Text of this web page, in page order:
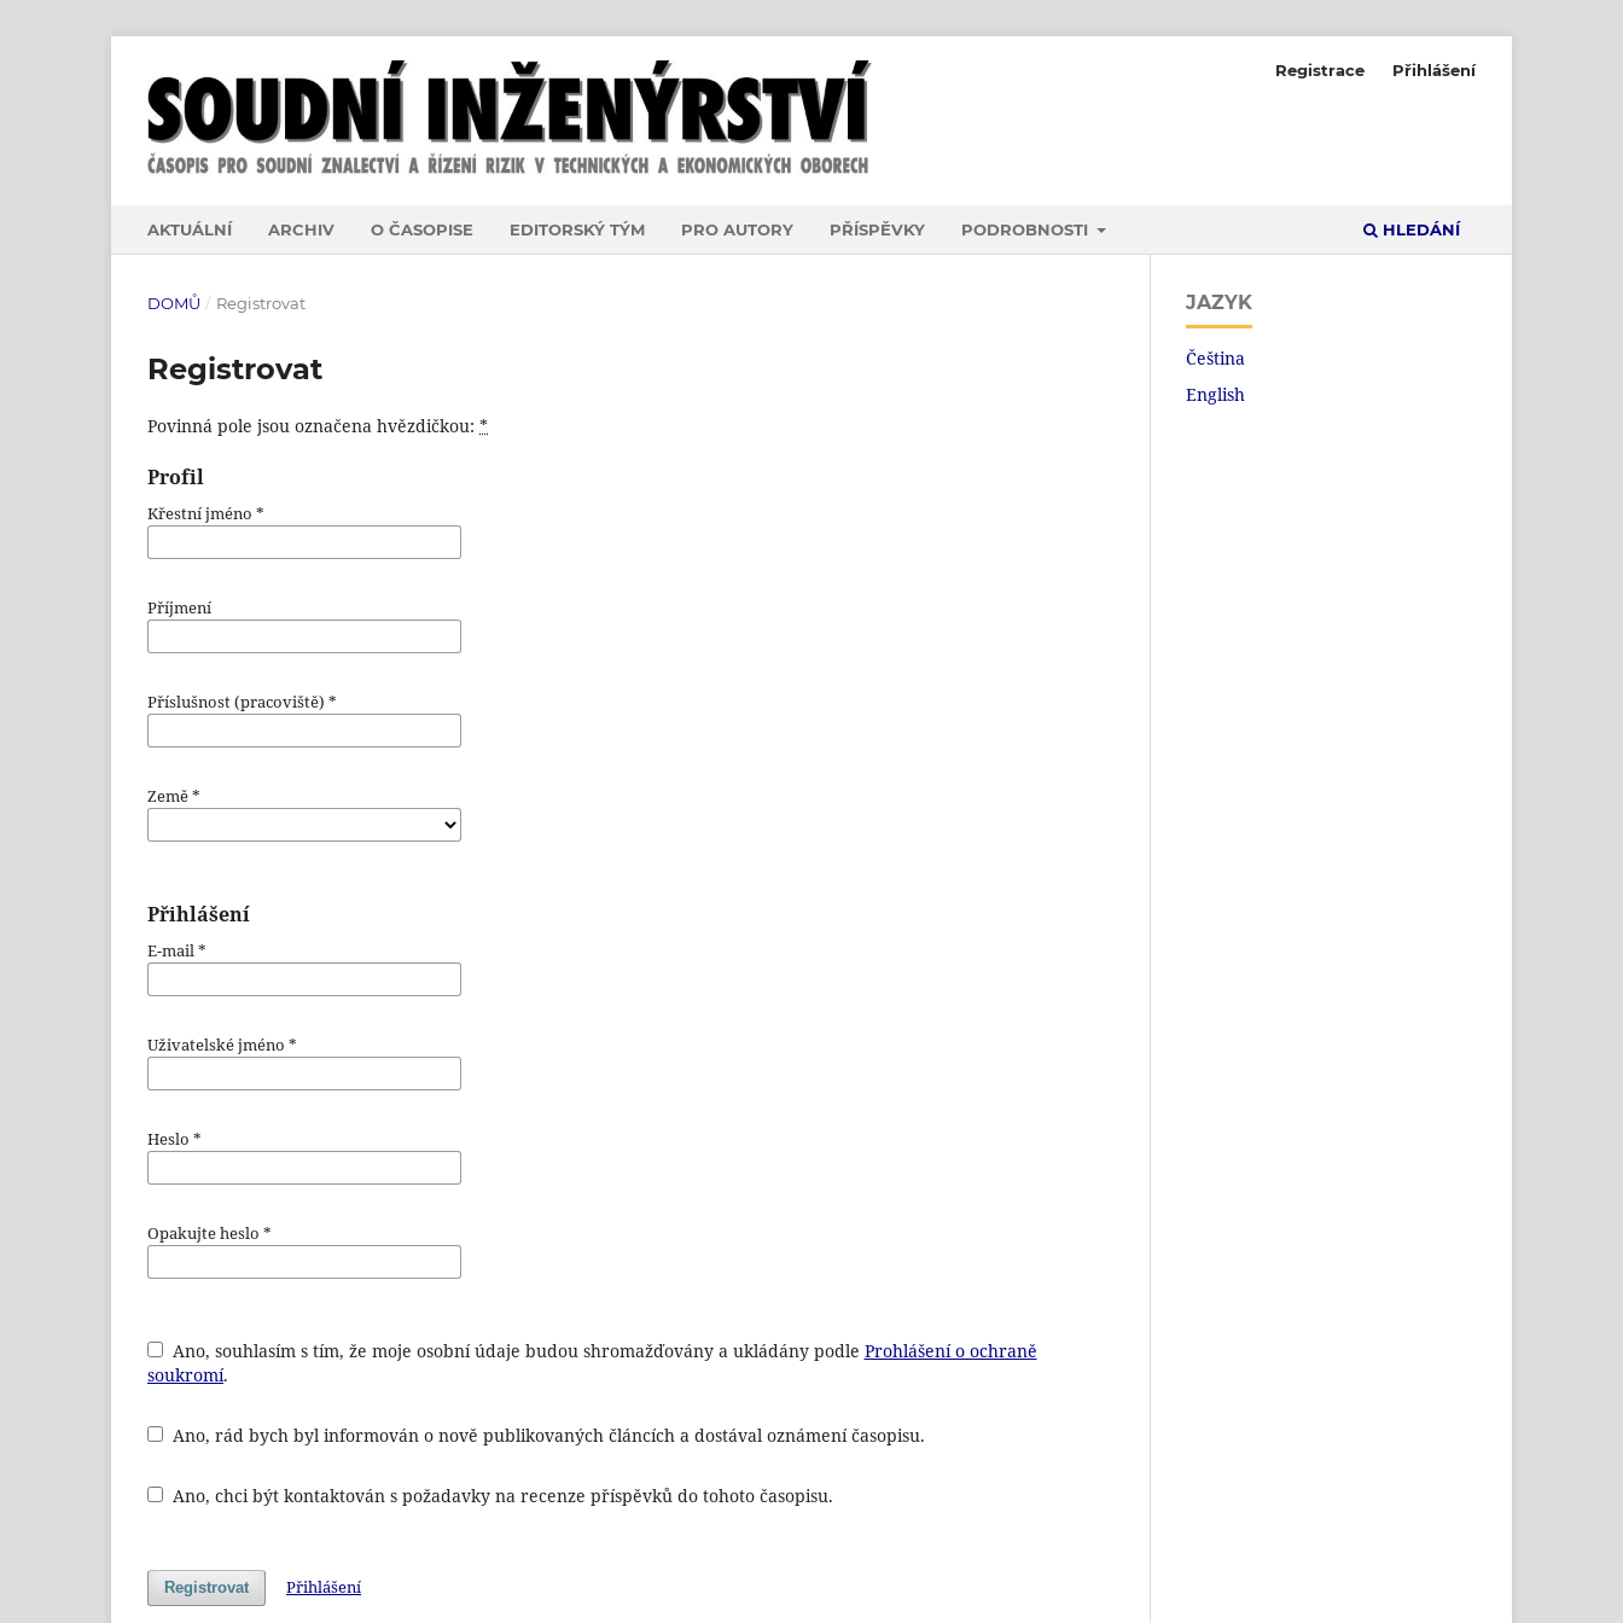
AKTUÁLNÍ ARCHIV O ČASOPISE EDITORSKÝ TÝM PRO AUTORY PŘÍSPĚVKY PODROBNOSTI HLEDÁNÍ
Registrace Přihlášení
DOMŮ / Registrovat
Registrovat
Povinná pole jsou označena hvězdičkou: *
Profil
Křestní jméno *
Příjmení
Příslušnost (pracoviště) *
Země*
Přihlášení
E-mail*
Uživatelské jméno *
Heslo *
Opakujte heslo *
Ano, souhlasím s tím, že moje osobní údaje budou shromažďovány a ukládány podle Prohlášení o ochraně
soukromí.
Ano, rád bych byl informován o nově publikovaných článcích a dostával oznámení časopisu.
Ano, chci být kontaktován s požadavky na recenze příspěvků do tohoto časopisu.
Registrovat Přihlášení
JAZYK
Čeština
English